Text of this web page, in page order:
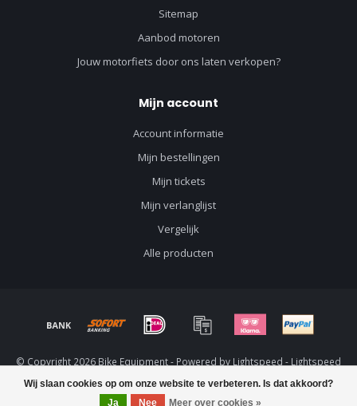
Wij slaan cookies op om onze website te verbeteren. Is dat akkoord?
Ja
Nee Meer over cookies »
Sitemap
Aanbod motoren
Jouw motorfiets door ons laten verkopen?
Mijn account
Account informatie
Mijn bestellingen
Mijn tickets
Mijn verlanglijst
Vergelijk
Alle producten
© Copyright 2026 Bike Equipment - Powered by Lightspeed - Lightspeed
designbyDyvelopment